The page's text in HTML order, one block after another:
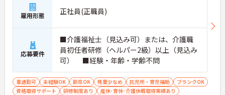
雇用形態 正社員(正職員)
応募要件
■介護福祉士（見込み可）または、介護職
員初任者研修（ヘルパー2級）以上（見込み
可） ■経験・年齢・学齢不問
車通勤可 未経験OK 新卒OK 残業少なめ 託児所・育児補助
ブランクOK
資格取得サポート
研修制度あり
産休･育休･介護休暇取得実績あり